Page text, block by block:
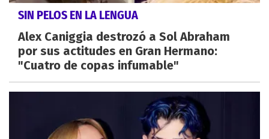
SIN PELOS EN LA LENGUA
Alex Caniggia destrozó a Sol Abraham
por sus actitudes en Gran Hermano:
"Cuatro de copas infumable"